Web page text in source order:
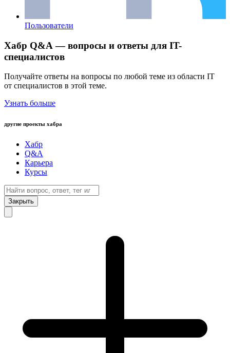
Пользователи
Хабр Q&A — вопросы и ответы для IT-
специалистов
Получайте ответы на вопросы по любой теме из области IT
от специалистов в этой теме.
Узнать больше
другие проекты хабра
Хабр
Q&A
Карьера
Курсы
Закрыть